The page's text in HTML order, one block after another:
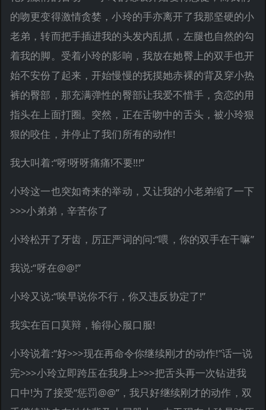
的吻更变得激情贪婪，小玲的手亦离开了我那坚硬的小
老弟，转而把手插进我的头发内乱抓，左腿也自然的勾
着我的脚。受着小玲的影响，我放在她臀上的双手也开
始不安份了起来，开始慢慢的抚摸她赤裸的背及穿小热
裤的臀部，那充满弹性的臀部让我爱不惜手，贪恋的用
指头在上面打圈。突然，正在舌吻中的舌头，被小玲狠
狠的咬住，并停止了我们所有的动作!
我大叫着:“呀!呀呀痛痛!不要!!!”
小玲这一也突如奇来的举动，又让我的小老弟缩了一下
>>>小弟弟，辛苦你了
小玲松开了牙齿，厉正严词的问:“喂，你的双手在干嘛”
我说:“呀在@@!”
小玲又说:“唉早说你不行，你又违反协定了!”
我实在百口莫辩，输得心服口服!
小玲说着:“好>>>现在再命令你继续刚才的动作!”话一说
完>>>小玲立即跨压在我身上>>>把舌头再一次钻进我
口中!为了接受“惩罚@@”，我只好继续刚才的动作，双